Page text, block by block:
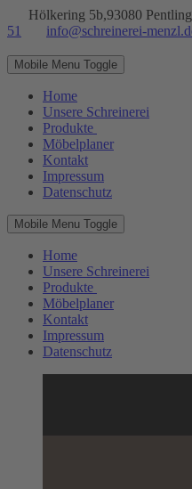
Hölkering 5b,93080
51
info@schreinerei-
Mobile Menu Toggle
Home
Unsere Schreinerei
Produkte
Möbelplaner
Kontakt
Impressum
Datenschutz
Mobile Menu Toggle
Home
Unsere Schreinerei
Produkte
Möbelplaner
Kontakt
Impressum
Datenschutz